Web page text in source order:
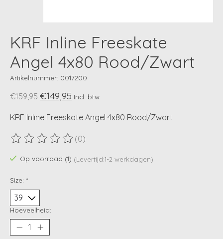
KRF Inline Freeskate
Angel 4x80 Rood/Zwart
Artikelnummer: 0017200
€159,95 €149,95 Incl. btw
KRF Inline Freeskate Angel 4x80 Rood/Zwart
De beoordeling van dit product is
(0)
Op voorraad (1) (Levertijd:1-2 werkdagen)
Size: *
Hoeveelheid: